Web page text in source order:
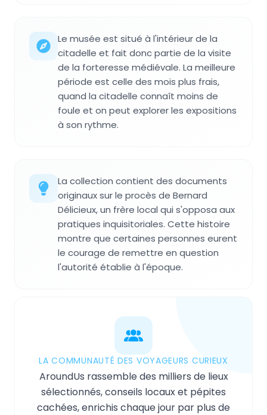
Le musée est situé à l'intérieur de la
citadelle et fait donc partie de la visite
de la forteresse médiévale. La meilleure
période est celle des mois plus frais,
quand la citadelle connaît moins de
foule et on peut explorer les expositions
à son rythme.
La collection contient des documents
originaux sur le procès de Bernard
Délicieux, un frère local qui s'opposa aux
pratiques inquisitoriales. Cette histoire
montre que certaines personnes eurent
le courage de remettre en question
l'autorité établie à l'époque.
LA COMMUNAUTÉ DES VOYAGEURS CURIEUX
AroundUs rassemble des milliers de lieux
sélectionnés, conseils locaux et pépites
cachées, enrichis chaque jour par plus de